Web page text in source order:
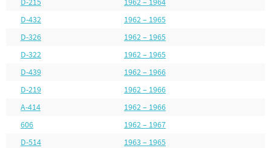
D-215
1962 – 1964
D-432
1962 – 1965
D-326
1962 – 1965
D-322
1962 – 1965
D-439
1962 – 1966
D-219
1962 – 1966
A-414
1962 – 1966
606
1962 – 1967
D-514
1963 – 1965